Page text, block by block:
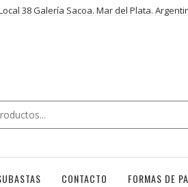
38 Galería Sacoa. Mar del Plata.
CONTACTO FORMAS DE